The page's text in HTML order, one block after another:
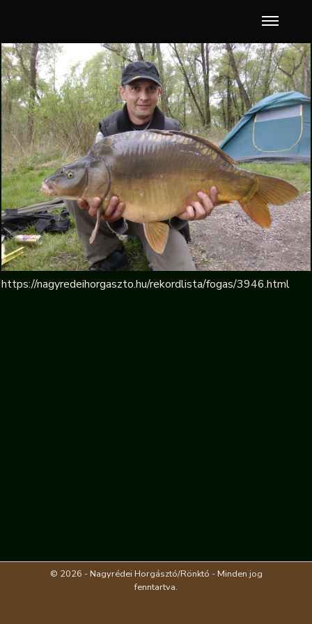
https://nagyredeihorgaszto.hu/rekordlista/fogas/3946.html
© 2026 - Nagyrédei Horgásztó/Rönktó - Minden jog
fenntartva.